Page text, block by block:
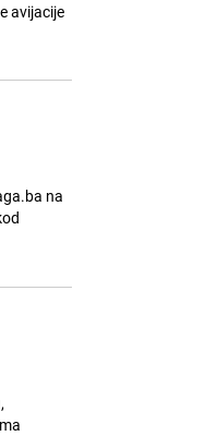
avijacije
na